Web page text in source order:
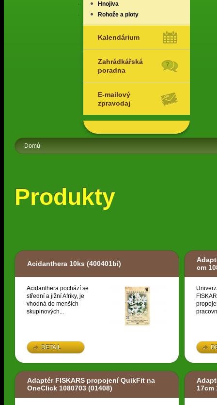
Hnojiva
Rohože a ploty
Kalendárium
Zahrádkářská
poradna
E-mailový
zpravodaj
Domů
Produkty
Acidanthera 10ks (400401bí)
Acidanthera pochází se
střední a jižní Afriky, je
vhodná do menších
skupinových...
DETAIL
cm
Adaptér FISKARS propojení QuikFit na
OneClick 1080703 (01408)
17cm